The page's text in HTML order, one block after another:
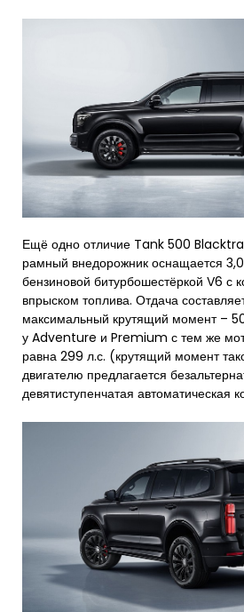
Ещё одно отличие Tank 500
рамный внедорожник оснащается
бензиновой битурбошестёркой V6 с
впрыском топлива. Отдача
максимальный крутящий момент –
у Adventure и Premium с тем же
равна 299 л.с. (крутящий момент
двигателю предлагается
девятиступенчатая автоматическая